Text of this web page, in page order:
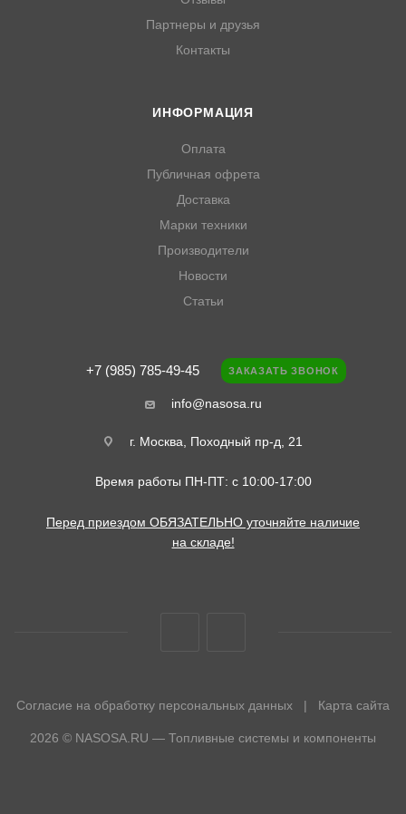
Партнеры и друзья
Контакты
ИНФОРМАЦИЯ
Оплата
Публичная офрета
Доставка
Марки техники
Производители
Новости
Статьи
+7 (985) 785-49-45 ЗАКАЗАТЬ ЗВОНОК
info@nasosa.ru
г. Москва, Походный пр-д, 21
Время работы ПН-ПТ: с 10:00-17:00
Перед приездом ОБЯЗАТЕЛЬНО уточняйте наличие
на складе!
Согласие на обработку персональных данных | Карта сайта
2026 © NASOSA.RU — Топливные системы и компоненты